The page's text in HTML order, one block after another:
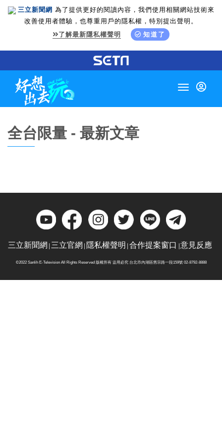
三立新聞網 為了提供更好的閱讀內容，我們使用相關網站技術來
改善使用者體驗，也尊重用戶的隱私權，特別提出聲明。
了解最新隱私權聲明
知道了
Toggle
全台限量 - 最新文章
三立新聞網 三立官網 隱私權聲明 合作提案窗口 意見反應
©2022 Sanlih E-Television All Rights Reserved 版權所有 盜用必究 台北市內湖區舊宗路一段159號 02-8792-8888